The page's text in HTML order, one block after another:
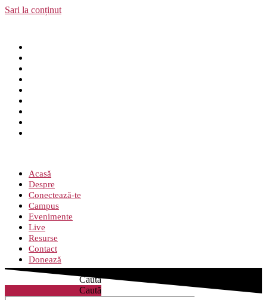
Sari la conținut
Acasă
Despre
Conectează-te
Campus
Evenimente
Live
Resurse
Contact
Donează
Caută
Caută